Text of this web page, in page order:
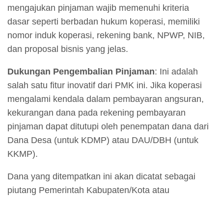
mengajukan pinjaman wajib memenuhi kriteria
dasar seperti berbadan hukum koperasi, memiliki
nomor induk koperasi, rekening bank, NPWP, NIB,
dan proposal bisnis yang jelas.
Dukungan Pengembalian Pinjaman: Ini adalah
salah satu fitur inovatif dari PMK ini. Jika koperasi
mengalami kendala dalam pembayaran angsuran,
kekurangan dana pada rekening pembayaran
pinjaman dapat ditutupi oleh penempatan dana dari
Dana Desa (untuk KDMP) atau DAU/DBH (untuk
KKMP).
Dana yang ditempatkan ini akan dicatat sebagai
piutang Pemerintah Kabupaten/Kota atau